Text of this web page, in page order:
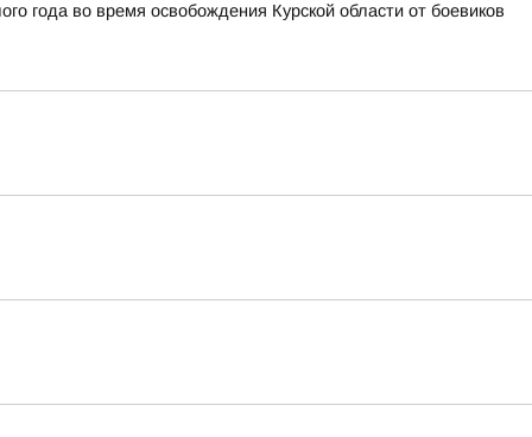
года во время освобождения Курской области от боевиков